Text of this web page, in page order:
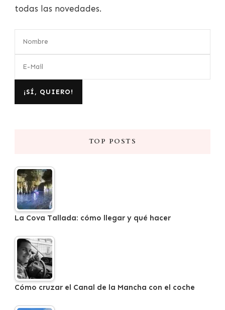
todas las novedades.
TOP POSTS
La Cova Tallada: cómo llegar y qué hacer
Cómo cruzar el Canal de la Mancha con el coche